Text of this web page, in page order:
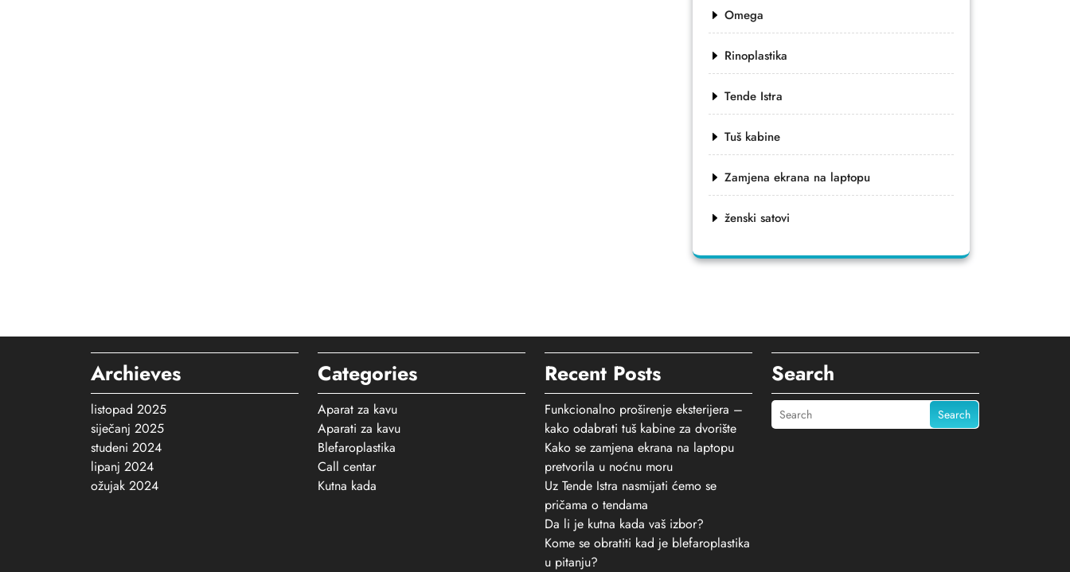
Omega
Rinoplastika
Tende Istra
Tuš kabine
Zamjena ekrana na laptopu
ženski satovi
Archieves
listopad 2025
siječanj 2025
studeni 2024
lipanj 2024
ožujak 2024
Categories
Aparat za kavu
Aparati za kavu
Blefaroplastika
Call centar
Kutna kada
Recent Posts
Funkcionalno proširenje eksterijera –
kako odabrati tuš kabine za dvorište
Kako se zamjena ekrana na laptopu
pretvorila u noćnu moru
Uz Tende Istra nasmijati ćemo se
pričama o tendama
Da li je kutna kada vaš izbor?
Kome se obratiti kad je blefaroplastika
u pitanju?
Search
Search